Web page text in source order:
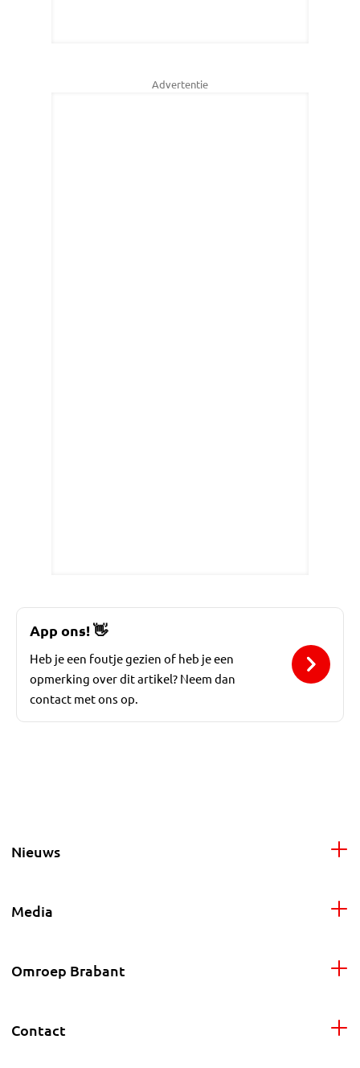
Advertentie
App ons!👋
Heb je een foutje gezien of heb je een
opmerking over dit artikel? Neem dan
contact met ons op.
Nieuws
Media
Omroep Brabant
Contact